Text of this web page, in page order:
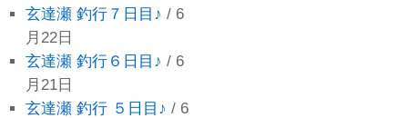
玄達瀬 釣行７日目♪ / 6
月22日
玄達瀬 釣行６日目♪ / 6
月21日
玄達瀬 釣行 ５日目♪ / 6